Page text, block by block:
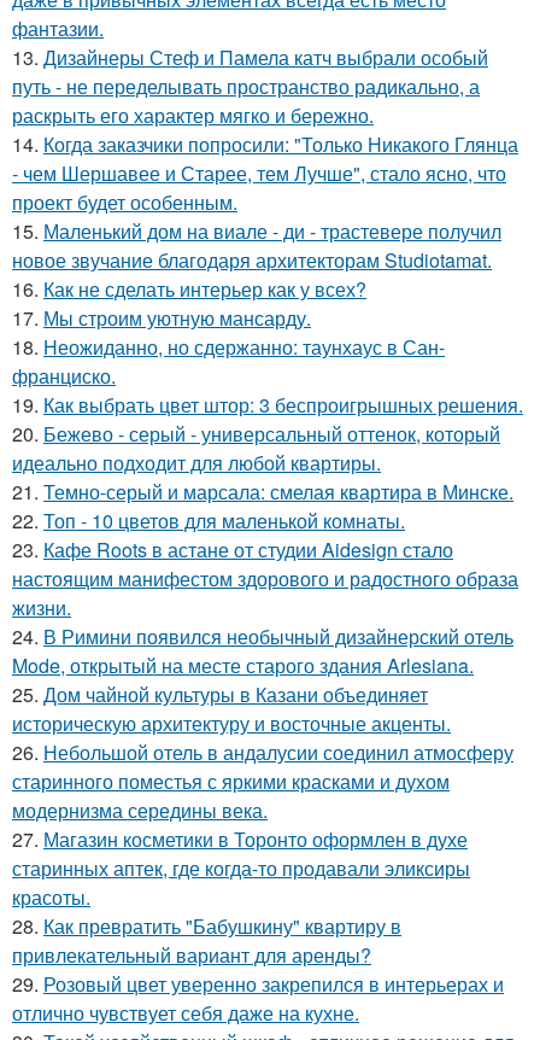
фантазии.
13. Дизайнеры Стеф и Памела катч выбрали особый
путь - не переделывать пространство радикально, а
раскрыть его характер мягко и бережно.
14. Когда заказчики попросили: "Только Никакого Глянца
- чем Шершавее и Старее, тем Лучше", стало ясно, что
проект будет особенным.
15. Маленький дом на виале - ди - трастевере получил
новое звучание благодаря архитекторам Studiotamat.
16. Как не сделать интерьер как у всех?
17. Мы строим уютную мансарду.
18. Неожиданно, но сдержанно: таунхаус в Сан-
франциско.
19. Как выбрать цвет штор: 3 беспроигрышных решения.
20. Бежево - серый - универсальный оттенок, который
идеально подходит для любой квартиры.
21. Темно-серый и марсала: смелая квартира в Минске.
22. Топ - 10 цветов для маленькой комнаты.
23. Кафе Roots в астане от студии Aidesign стало
настоящим манифестом здорового и радостного образа
жизни.
24. В Римини появился необычный дизайнерский отель
Mode, открытый на месте старого здания Arlesiana.
25. Дом чайной культуры в Казани объединяет
историческую архитектуру и восточные акценты.
26. Небольшой отель в андалусии соединил атмосферу
старинного поместья с яркими красками и духом
модернизма середины века.
27. Магазин косметики в Торонто оформлен в духе
старинных аптек, где когда-то продавали эликсиры
красоты.
28. Как превратить "Бабушкину" квартиру в
привлекательный вариант для аренды?
29. Розовый цвет уверенно закрепился в интерьерах и
отлично чувствует себя даже на кухне.